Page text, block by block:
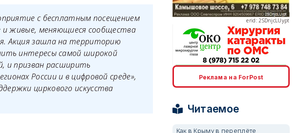
с бесплатным посещением
и живые, меняющиеся сообщества
Акция зашла на территорию
интересы самой широкой
и призван расширить
России и в цифровой среде»,
циркового искусства
erid: 2SDnjcLUypt
erid: 2SDnjcrDNw6
Реклама на ForPost
Читаемое
Как в Крыму в переплёте